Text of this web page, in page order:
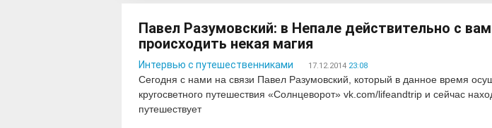
Павел Разумовский: в Непале действительно с
происходить некая магия
Интервью с путешественниками 17.12.2014 23:08
Сегодня с нами на связи Павел Разумовский, который в данное время
кругосветного путешествия «Солнцеворот» vk.com/lifeandtrip и сейчас
путешествует